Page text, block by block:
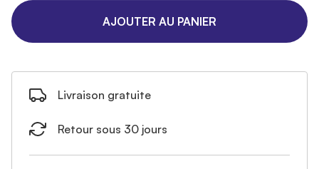
AJOUTER AU PANIER
Livraison gratuite
Retour sous 30 jours